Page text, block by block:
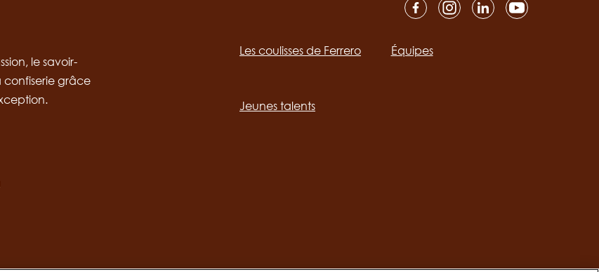
le savoir-
confiserie grâce
Les coulisses de Ferrero Équipes
Jeunes talents